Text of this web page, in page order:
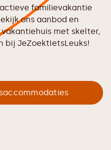
familievakantie
ons aanbod en
met skelter,
bij JeZoektIetsLeuks!